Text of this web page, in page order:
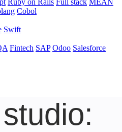
Ruby on Rails Full stack MEAN
Cobol
Swift
Fintech SAP Odoo Salesforce